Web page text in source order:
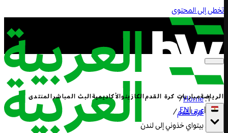
تخطى إلى المحتوى
الرياضةمباريات كرة القدمالكازينوالأكاديميةالبث المباشرالمنتدى
|عربي|
EN
Home
/
كرة القدم/
بيتواي خذوني إلى لندن